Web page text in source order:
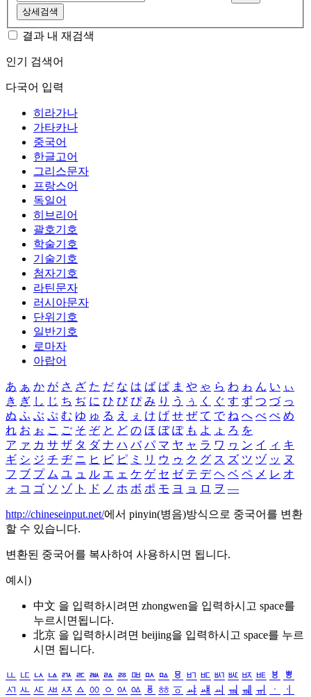
상세검색
결과 내 재검색
인기 검색어
다국어 입력
히라가나
가타카나
중국어
한글고어
그리스문자
프랑스어
독일어
히브리어
괄호기호
학술기호
기술기호
첨자기호
라틴문자
러시아문자
단위기호
일반기호
로마자
아랍어
あ ぁ か が さ ざ た だ な は ば ぱ ま や ゃ ら わ ゎ ん い ぃ
き ぎ し じ ち ぢ に ひ び ぴ み り う ぅ く ぐ す ず つ づ っ
ぬ ふ ぶ ぷ む ゆ ゅ る え ぇ け げ せ ぜ て で ね へ べ ぺ め
れ お ぉ こ ご そ ぞ と ど の ほ ぼ ぽ も よ ょ ろ を
ア ァ カ サ ザ タ ダ ナ ハ バ パ マ ヤ ャ ラ ワ ヮ ン イ ィ キ
ギ シ ジ チ ヂ ニ ヒ ビ ピ ミ リ ウ ゥ ク グ ス ズ ツ ヅ ッ ヌ
フ ブ プ ム ユ ュ ル エ ェ ケ ゲ セ ゼ テ デ ヘ ベ ペ メ レ オ
ォ コ ゴ ソ ゾ ト ド ノ ホ ボ ポ モ ヨ ョ ロ ヲ ―
http://chineseinput.net/에서 pinyin(병음)방식으로 중국어를 변환
할 수 있습니다.
변환된 중국어를 복사하여 사용하시면 됩니다.
예시)
中文 을 입력하시려면 zhongwen을 입력하시고 space를
누르시면됩니다.
北京 을 입력하시려면 beijing을 입력하시고 space를 누르
시면 됩니다.
ㅥ ㅦ ㅧ ㅨ ㅩ ㅪ ㅫ ㅬ ㅭ ㅮ ㅯ ㅰ ㅱ ㅲ ㅳ ㅴ ㅵ ㅶ ㅷ ㅸ
ㅹ
ㅺ ㅻ ㅼ ㅽ ㅾ ㅿ ㆀ ㆁ ㆂ ㆃ ㆄ ㆅ ㆆ ㆇ ㆈ ㆉ ㆊ ㆋ ㆌ ㆍ
ㆎ